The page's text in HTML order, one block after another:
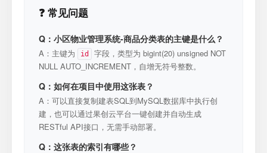
❓ 常见问题
Q：小区物业管理系统-商品分类表的主键是什么？
A：主键为 id
字段，类型为 bigint(20) unsigned NOT
NULL AUTO_INCREMENT，自增无符号整数。
Q：如何在项目中使用这张表？
A：可以直接复制建表SQL到MySQL数据库中执行创
建，也可以通过果创云平台一键创建并自动生成
RESTful API接口，无需手动部署。
Q：这张表的索引有哪些？